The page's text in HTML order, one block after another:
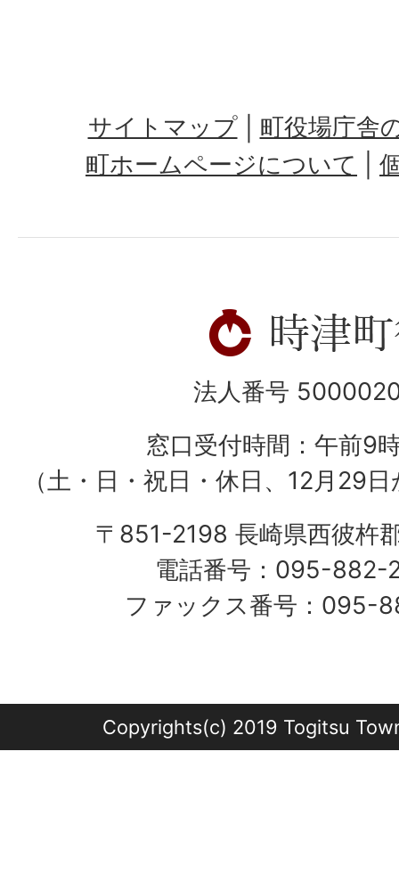
サイトマップ
町役場庁舎
町ホームページについて
法人番号
窓口受付時間：午前9
（土・日・祝日・休日、12月29
〒851-2198 長崎県西彼杵
電話番号：095-
ファックス番号：095-
Copyrights(c) 2019 Togitsu